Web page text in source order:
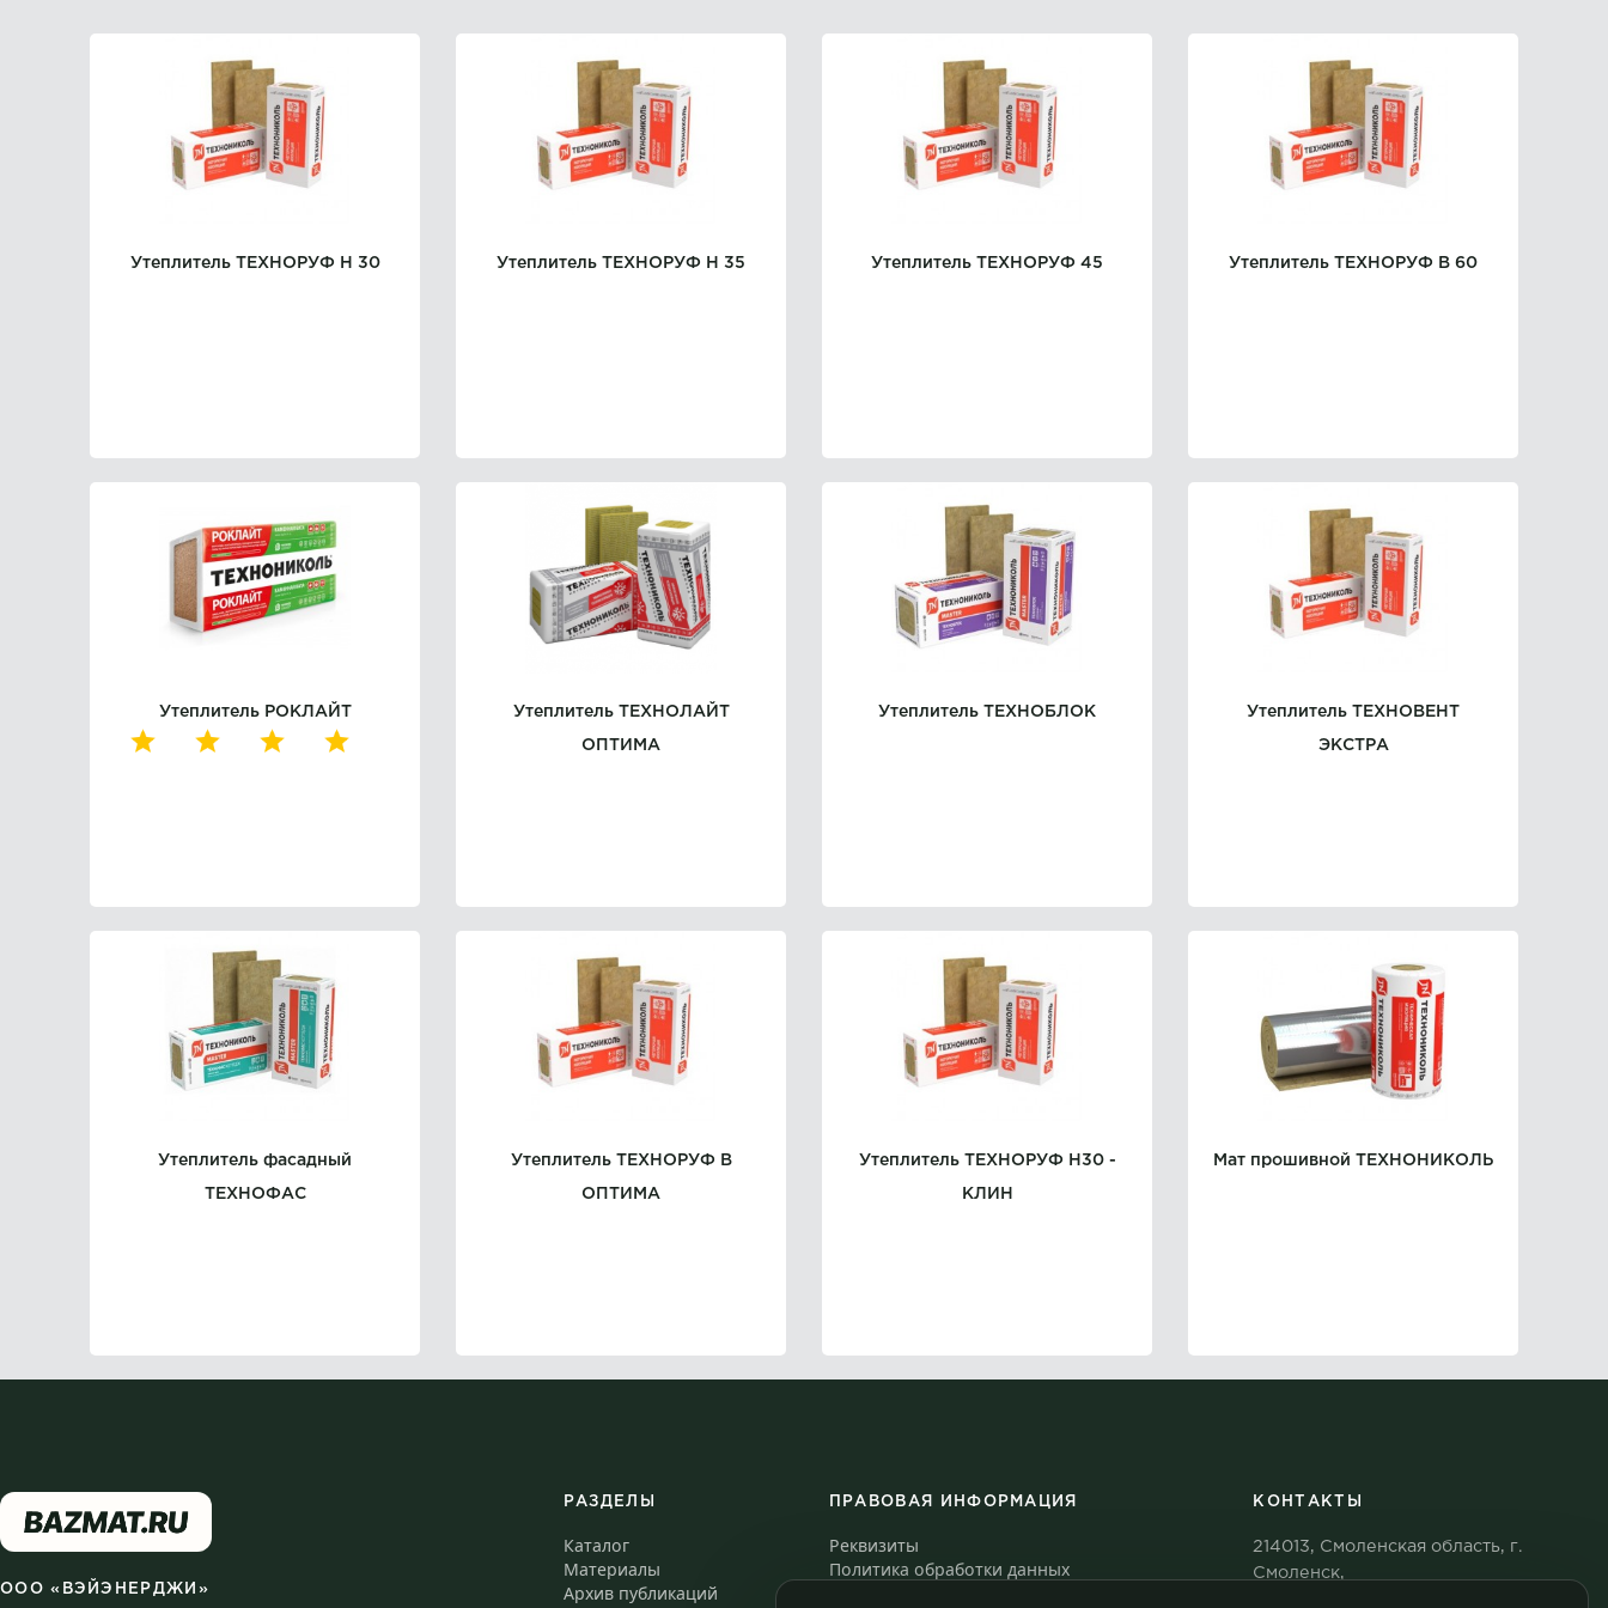
Утеплитель ТЕХНОРУФ Н 30 Утеплитель ТЕХНОРУФ Н 35 Утеплитель ТЕХНОРУФ 45 Утеплитель ТЕХНОРУФ B 60
Утеплитель РОКЛАЙТ Утеплитель ТЕХНОЛАЙТ
ОПТИМА
Утеплитель ТЕХНОБЛОК Утеплитель ТЕХНОВЕНТ
ЭКСТРА
Утеплитель фасадный
ТЕХНОФАС
Утеплитель ТЕХНОРУФ В
ОПТИМА
Утеплитель ТЕХНОРУФ Н30 -
КЛИН
Мат прошивной ТЕХНОНИКОЛЬ
ООО «ВЭЙЭНЕРДЖИ»
РАЗДЕЛЫ
Каталог
Материалы
Архив публикаций
ПРАВОВАЯ ИНФОРМАЦИЯ
Реквизиты
Политика обработки данных
КОНТАКТЫ
214013, Смоленская область, г.
Смоленск,